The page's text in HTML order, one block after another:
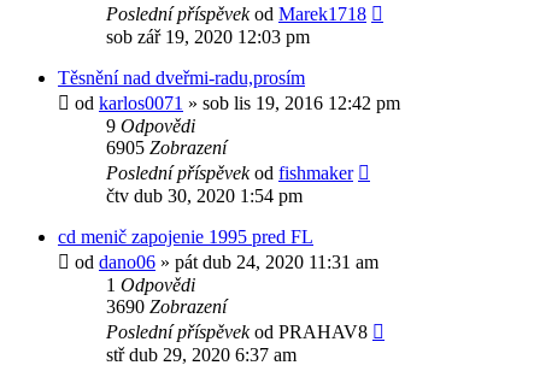
Poslední příspěvekod Marek1718
sob zář 19, 2020 12:03 pm
Těsnění nad dveřmi-radu,prosím
od karlos0071 » sob lis 19, 2016 12:42 pm
9 Odpovědi
6905 Zobrazení
Poslední příspěvekod fishmaker
čtv dub 30, 2020 1:54 pm
cd menič zapojenie 1995 pred FL
od dano06 » pát dub 24, 2020 11:31 am
1 Odpovědi
3690 Zobrazení
Poslední příspěvekod PRAHAV8
stř dub 29, 2020 6:37 am